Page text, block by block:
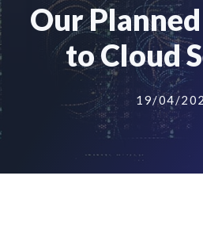
Our
to Cloud
19/04/